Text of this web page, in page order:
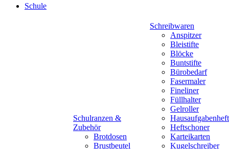
Schule
Schulranzen &
Zubehör
Brotdosen
Brustbeutel
Schreibwaren
Anspitzer
Bleistifte
Blöcke
Buntstifte
Bürobedarf
Fasermaler
Fineliner
Füllhalter
Gelroller
Hausaufgabenheft
Heftschoner
Karteikarten
Kugelschreiber